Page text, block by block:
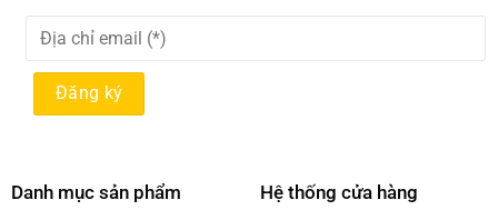
Danh mục sản phẩm Hệ thống cửa hàng